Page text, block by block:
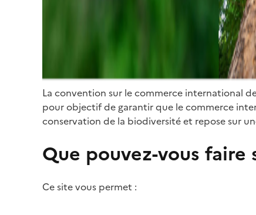
La convention sur le commerce international
pour objectif de garantir que le commerce
conservation de la biodiversité et repose sur
Que pouvez-vous faire
Ce site vous permet :